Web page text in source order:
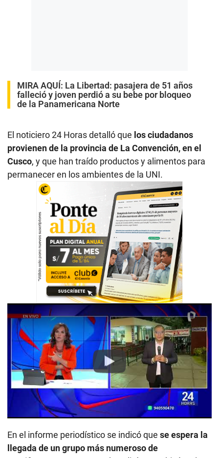
MIRA AQUÍ: La Libertad: pasajera de 51 años
falleció y joven perdió a su bebe por bloqueo
de la Panamericana Norte
El noticiero 24 Horas detalló que los ciudadanos
provienen de la provincia de La Convención, en el
Cusco, y que han traído productos y alimentos para
permanecer en los ambientes de la UNI.
Play
En el informe periodístico se indicó que se espera la
llegada de un grupo más numeroso de